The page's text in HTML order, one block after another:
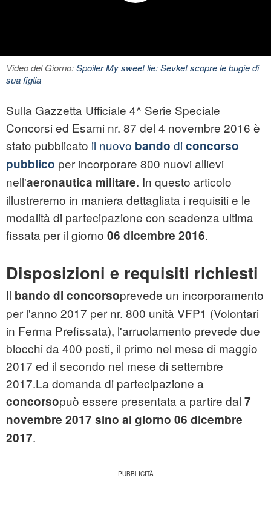
Video del Giorno:Spoiler My sweet lie: Sevket scopre le bugie di
sua figlia
Sulla Gazzetta Ufficiale 4^ Serie Speciale
Concorsi ed Esami nr. 87 del 4 novembre 2016 è
stato pubblicato il nuovo bando diconcorso
pubblico per incorporare 800 nuovi allievi
nell'aeronautica militare. In questo articolo
illustreremo in maniera dettagliata i requisiti e le
modalità di partecipazione con scadenza ultima
fissata per il giorno 06 dicembre 2016.
Disposizioni e requisiti richiesti
Il bando di concorsoprevede un incorporamento
per l'anno 2017 per nr. 800 unità VFP1 (Volontari
in Ferma Prefissata), l'arruolamento prevede due
blocchi da 400 posti, il primo nel mese di maggio
2017 ed il secondo nel mese di settembre
2017.La domanda di partecipazione a
concorsopuò essere presentata a partire dal 7
novembre 2017 sino al giorno 06 dicembre
2017.